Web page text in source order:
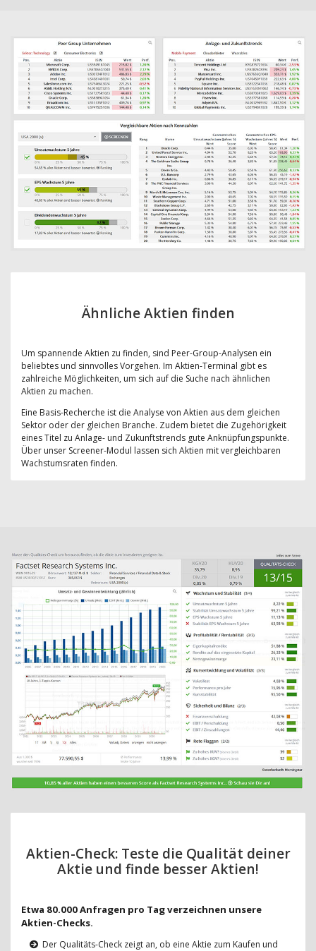
Ähnliche Aktien finden
Um spannende Aktien zu finden, sind Peer-Group-Analysen ein
beliebtes und sinnvolles Vorgehen. Im Aktien-Terminal gibt es
zahlreiche Möglichkeiten, um sich auf die Suche nach ähnlichen
Aktien zu machen.
Eine Basis-Recherche ist die Analyse von Aktien aus dem gleichen
Sektor oder der gleichen Branche. Zudem bietet die Zugehörigkeit
eines Titel zu Anlage- und Zukunftstrends gute Anknüpfungspunkte.
Über unser Screener-Modul lassen sich Aktien mit vergleichbaren
Wachstumsraten finden.
Aktien-Check: Teste die Qualität deiner
Aktie und finde besser Aktien!
Etwa 80.000 Anfragen pro Tag verzeichnen unsere
Aktien-Checks.
Der Qualitäts-Check zeigt an, ob eine Aktie zum Kaufen und